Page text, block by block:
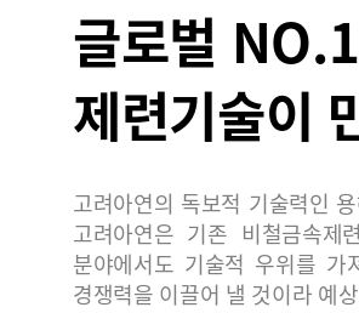
글로벌 NO.1
제련기술이
고려아연의 독보적 기술력인
고려아연은 기존 비철금속
분야에서도 기술적 우위를
경쟁력을 이끌어 낼 것이라 예